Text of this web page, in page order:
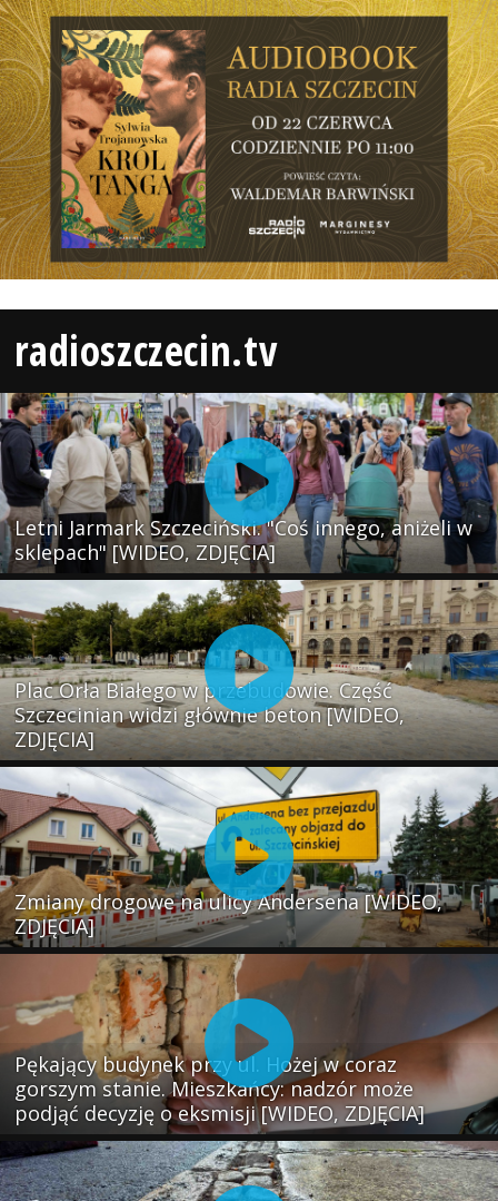
radioszczecin.tv
Letni Jarmark Szczeciński. "Coś innego, aniżeli w
sklepach" [WIDEO, ZDJĘCIA]
Plac Orła Białego w przebudowie. Część
Szczecinian widzi głównie beton [WIDEO,
ZDJĘCIA]
Zmiany drogowe na ulicy Andersena [WIDEO,
ZDJĘCIA]
Pękający budynek przy ul. Hożej w coraz
gorszym stanie. Mieszkańcy: nadzór może
podjąć decyzję o eksmisji [WIDEO, ZDJĘCIA]